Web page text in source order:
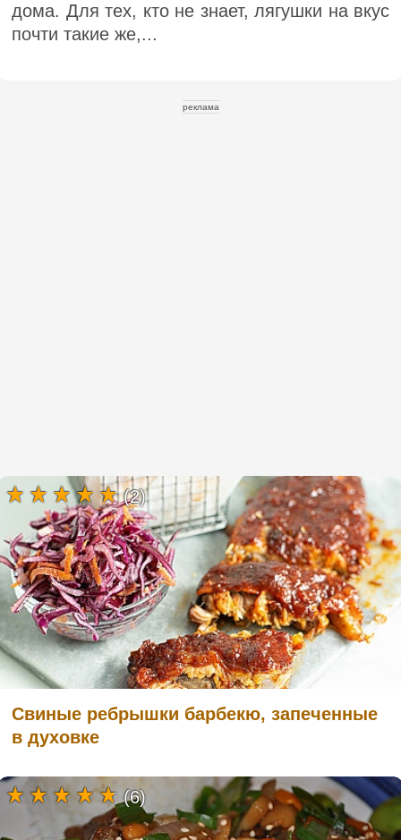
дома. Для тех, кто не знает, лягушки на вкус
почти такие же,...
реклама
Свиные ребрышки барбекю, запеченные
в духовке
(2)
(6)